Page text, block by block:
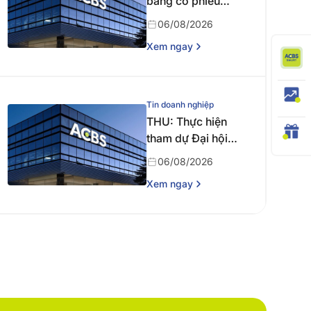
năm 2025
06/08/2026
Xem ngay
Tin doanh nghiệp
THU: Thực hiện
tham dự Đại hội
đồng cổ đông
thường niên năm
2026
06/08/2026
Xem ngay